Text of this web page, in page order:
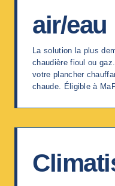
air/eau
La solution la plus
chaudière fioul ou
votre plancher
chaude. Éligible à